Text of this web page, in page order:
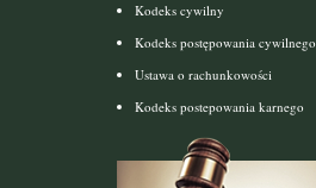
Kodeks cywilny
Kodeks postępowania cywilnego
Ustawa o rachunkowości
Kodeks postepowania karnego